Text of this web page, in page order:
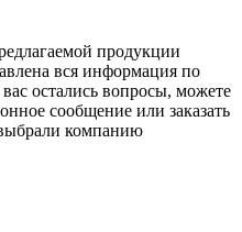
продукции
вся информация по
остались вопросы, можете
сообщение или заказать
компанию